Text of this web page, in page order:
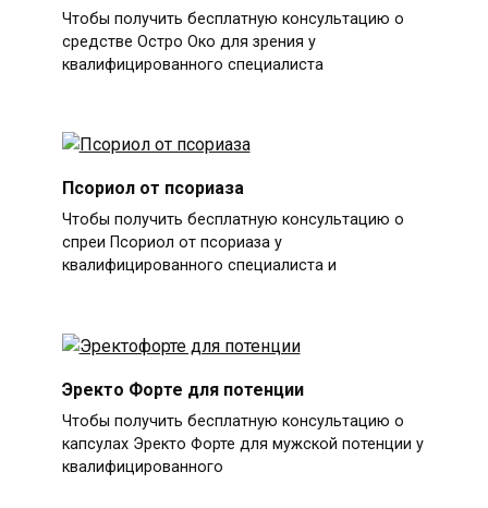
Чтобы получить бесплатную консультацию о
средстве Остро Око для зрения у
квалифицированного специалиста
Псориол от псориаза
Чтобы получить бесплатную консультацию о
спреи Псориол от псориаза у
квалифицированного специалиста и
Эректо Форте для потенции
Чтобы получить бесплатную консультацию о
капсулах Эректо Форте для мужской потенции у
квалифицированного